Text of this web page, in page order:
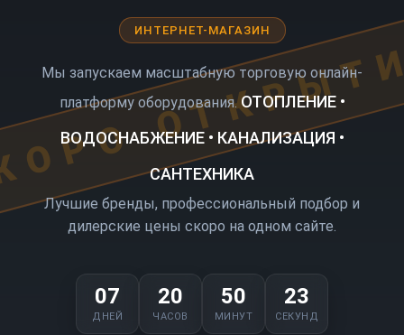
ИНТЕРНЕТ-МАГАЗИН
Мы запускаем масштабную торговую онлайн-
платформу оборудования. ОТОПЛЕНИЕ •
ВОДОСНАБЖЕНИЕ • КАНАЛИЗАЦИЯ •
САНТЕХНИКА
Лучшие бренды, профессиональный подбор и
дилерские цены скоро на одном сайте.
07
ДНЕЙ
20
ЧАСОВ
50
МИНУТ
23
СЕКУНД